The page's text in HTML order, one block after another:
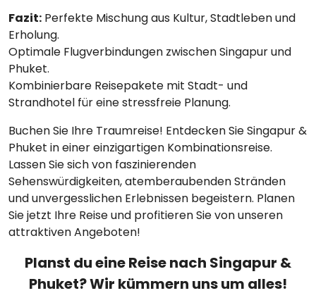
Fazit: Perfekte Mischung aus Kultur, Stadtleben und
Erholung.
Optimale Flugverbindungen zwischen Singapur und
Phuket.
Kombinierbare Reisepakete mit Stadt- und
Strandhotel für eine stressfreie Planung.
Buchen Sie Ihre Traumreise! Entdecken Sie Singapur &
Phuket in einer einzigartigen Kombinationsreise.
Lassen Sie sich von faszinierenden
Sehenswürdigkeiten, atemberaubenden Stränden
und unvergesslichen Erlebnissen begeistern. Planen
Sie jetzt Ihre Reise und profitieren Sie von unseren
attraktiven Angeboten!
Planst du eine Reise nach Singapur &
Phuket? Wir kümmern uns um alles!